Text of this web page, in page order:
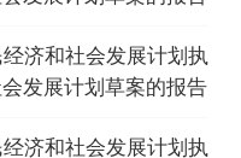
济和社会发展计划执
发展计划草案的报告
济和社会发展计划执